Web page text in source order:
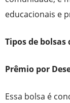
educacionais e
Tipos de bolsas
Prêmio por
Essa bolsa é